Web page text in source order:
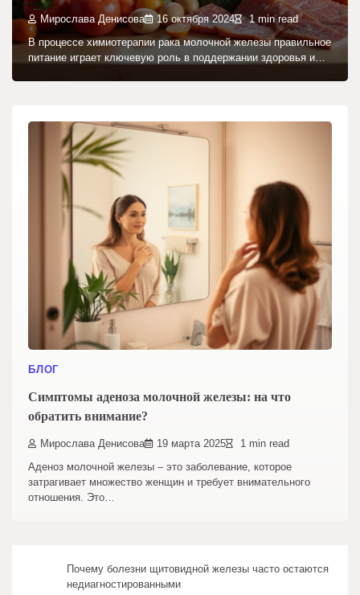
Мирослава Денисова 16 октября 2024 1 min read
В процессе химиотерапии рака молочной железы правильное
питание играет ключевую роль в поддержании здоровья и…
БЛОГ
Симптомы аденоза молочной железы: на что
обратить внимание?
Мирослава Денисова 19 марта 2025 1 min read
Аденоз молочной железы – это заболевание, которое
затрагивает множество женщин и требует внимательного
отношения. Это…
Почему болезни щитовидной железы часто остаются
недиагностированными